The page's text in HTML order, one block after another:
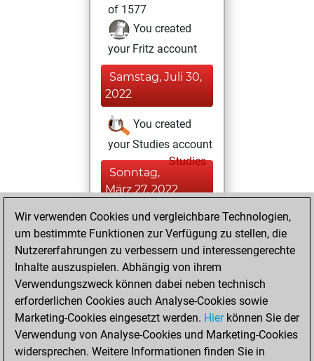
of 1577
You created
your Fritz account
Samstag, Juli 30,
2022
You created
your Studies account
Studies
Sonntag,
März 27, 2022
You played 2
bullet games
Play
=0 -2 in bullet
Freitag,
September 10,
2021
Wir verwenden Cookies und vergleichbare Technologien,
um bestimmte Funktionen zur Verfügung zu stellen, die
Nutzererfahrungen zu verbessern und interessengerechte
Inhalte auszuspielen. Abhängig von ihrem
Verwendungszweck können dabei neben technisch
erforderlichen Cookies auch Analyse-Cookies sowie
Marketing-Cookies eingesetzt werden. Hierkönnen Sie der
Verwendung von Analyse-Cookies und Marketing-Cookies
widersprechen. Weitere Informationen finden Sie in